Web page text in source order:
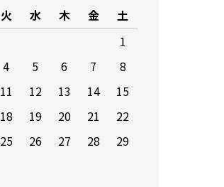
火 水 木 金
土
1
4 5 6 7
8
11 12 13 14
15
18 19 20 21
22
25 26 27 28
29